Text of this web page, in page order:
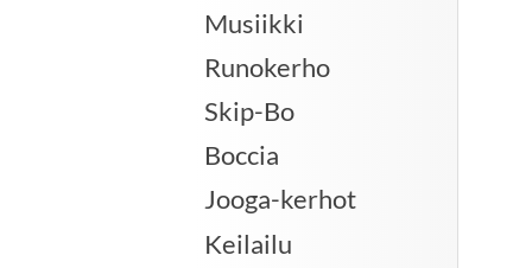
Musiikki
Runokerho
Skip-Bo
Boccia
Jooga-kerhot
Keilailu